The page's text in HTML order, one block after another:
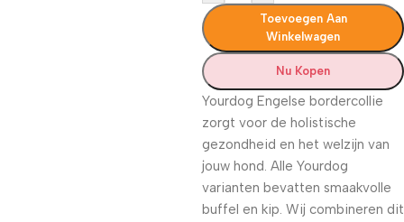
Toevoegen Aan
Winkelwagen
Nu Kopen
Yourdog Engelse bordercollie
zorgt voor de holistische
gezondheid en het welzijn van
jouw hond. Alle Yourdog
varianten bevatten smaakvolle
buffel en kip. Wij combineren dit